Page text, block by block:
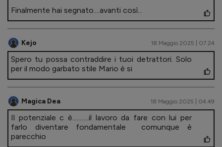
Finalmente hai segnato....avanti così...
Kejo 18 Maggio 2025 | 07.24
Spero tu possa contraddire i tuoi detrattori. Solo
per il modo garbato stile Mario è si
Magica Dea 18 Maggio 2025 | 04.49
Il potenziale c è...........il lavoro da fare con lui per
farlo diventare fondamentale comunque è
parecchio